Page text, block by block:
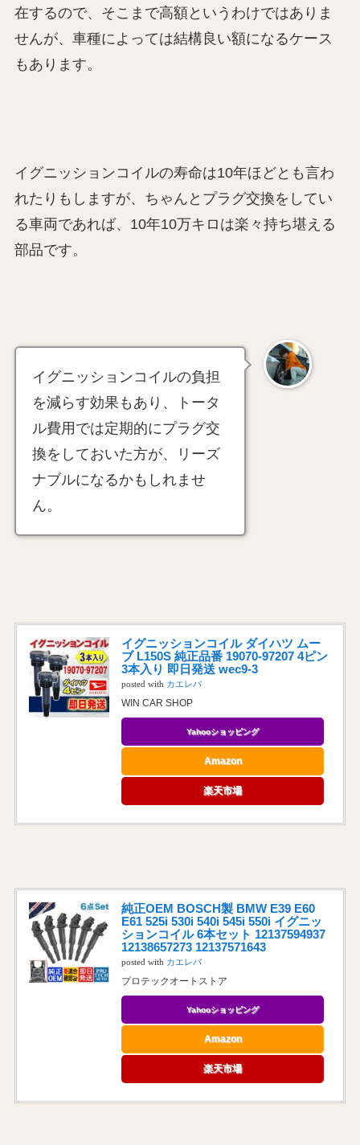
在するので、そこまで高額というわけではありま
せんが、車種によっては結構良い額になるケース
もあります。
イグニッションコイルの寿命は10年ほどとも言わ
れたりもしますが、ちゃんとプラグ交換をしてい
る車両であれば、10年10万キロは楽々持ち堪える
部品です。
イグニッションコイルの負担
を減らす効果もあり、トータ
ル費用では定期的にプラグ交
換をしておいた方が、リーズ
ナブルになるかもしれませ
ん。
イグニッションコイル ダイハツ ムー
ブ L150S 純正品番 19070-97207 4ピン
3本入り 即日発送 wec9-3
posted with カエレバ
WIN CAR SHOP
Yahooショッピング
Amazon
楽天市場
純正OEM BOSCH製 BMW E39 E60
E61 525i 530i 540i 545i 550i イグニッ
ションコイル 6本セット 12137594937
12138657273 12137571643
posted with カエレバ
プロテックオートストア
Yahooショッピング
Amazon
楽天市場